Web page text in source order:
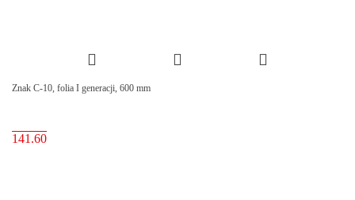
Znak C-10, folia I generacji, 600 mm
141.60